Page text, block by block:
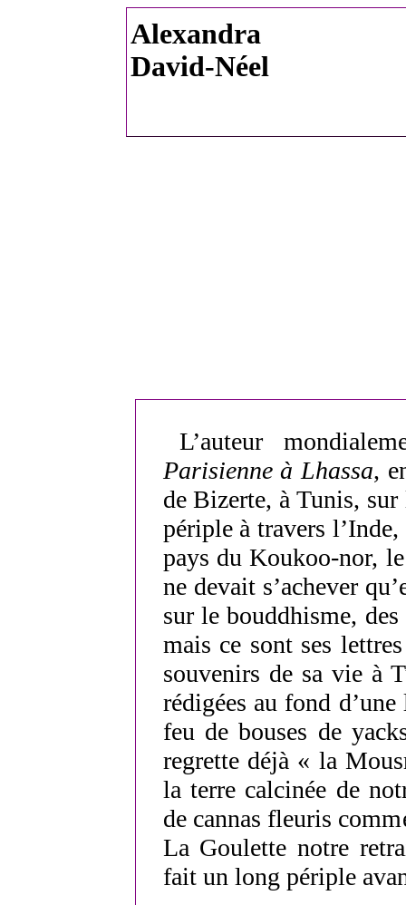
Alexandra
David-Néel
L’auteur
Parisienne à Lhassa,
de Bizerte, à Tunis,
périple à travers
pays du Koukoo-nor,
ne devait s’achever
sur le bouddhisme,
mais ce sont ses
souvenirs de sa vie à
rédigées au fond
feu de bouses de
regrette déjà « la
la terre calcinée de
de cannas fleuris
La Goulette notre
fait un long périple